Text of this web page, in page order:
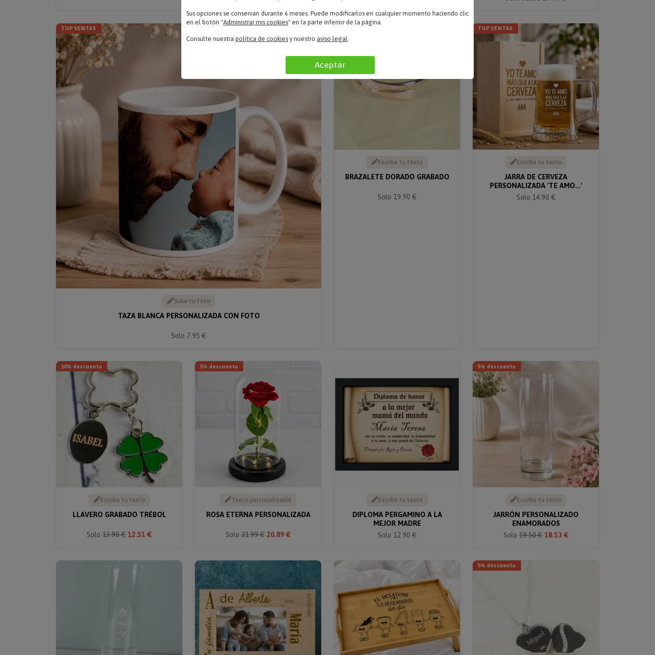
TOP VENTAS
Sube tu foto
TAZA BLANCA PERSONALIZADA CON FOTO
Solo 7.95 €
Escribe tu texto
BRAZALETE DORADO GRABADO
Solo 19.90 €
TOP VENTAS
Escribe tu texto
JARRA DE CERVEZA
PERSONALIZADA 'TE AMO...'
Solo 14.90 €
10% descuento
Escribe tu texto
LLAVERO GRABADO TRÉBOL
Solo 13.90 € 12.51 €
5% descuento
Texto personalizable
ROSA ETERNA PERSONALIZADA
Solo 21.99 € 20.89 €
Escribe tu texto
DIPLOMA PERGAMINO A LA
MEJOR MADRE
Solo 12.90 €
5% descuento
Escribe tu texto
JARRÓN PERSONALIZADO
ENAMORADOS
Solo 19.50 € 18.53 €
5% descuento
Sus opciones se conservan durante 6 meses. Puede modificarlos en cualquier momento haciendo clic
en el botón "Administrar mis cookies" en la parte inferior de la página.
Consulte nuestra política de cookies y nuestro aviso legal.
Aceptar